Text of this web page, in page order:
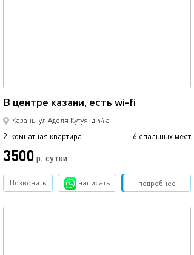
В центре казани, есть wi-fi
Казань, ул.Аделя Кутуя, д.44 а
2-комнатная квартира 6 спальных мест
3500 р. сутки
подробнее
Позвонить написать Забронировать